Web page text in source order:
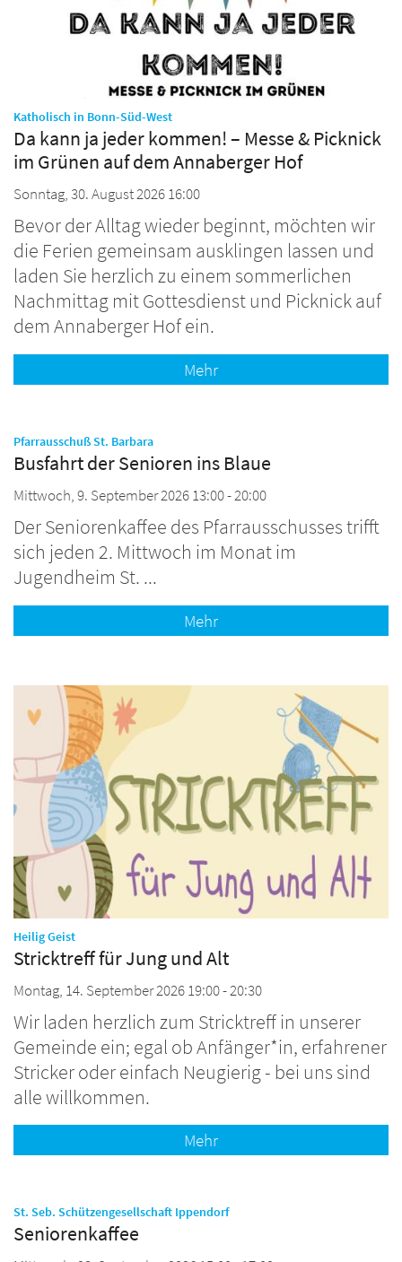
Katholisch in Bonn-Süd-West:
Da kann ja jeder kommen! – Messe & Picknick
im Grünen auf dem Annaberger Hof
Sonntag, 30. August 2026 16:00
Bevor der Alltag wieder beginnt, möchten wir
die Ferien gemeinsam ausklingen lassen und
laden Sie herzlich zu einem sommerlichen
Nachmittag mit Gottesdienst und Picknick auf
dem Annaberger Hof ein.
Mehr
Pfarrausschuß St. Barbara:
Busfahrt der Senioren ins Blaue
Mittwoch, 9. September 2026 13:00 - 20:00
Der Seniorenkaffee des Pfarrausschusses trifft
sich jeden 2. Mittwoch im Monat im
Jugendheim St. ...
Mehr
Heilig Geist:
Stricktreff für Jung und Alt
Montag, 14. September 2026 19:00 - 20:30
Wir laden herzlich zum Stricktreff in unserer
Gemeinde ein; egal ob Anfänger*in, erfahrener
Stricker oder einfach Neugierig - bei uns sind
alle willkommen.
Mehr
St. Seb. Schützengesellschaft Ippendorf:
Seniorenkaffee